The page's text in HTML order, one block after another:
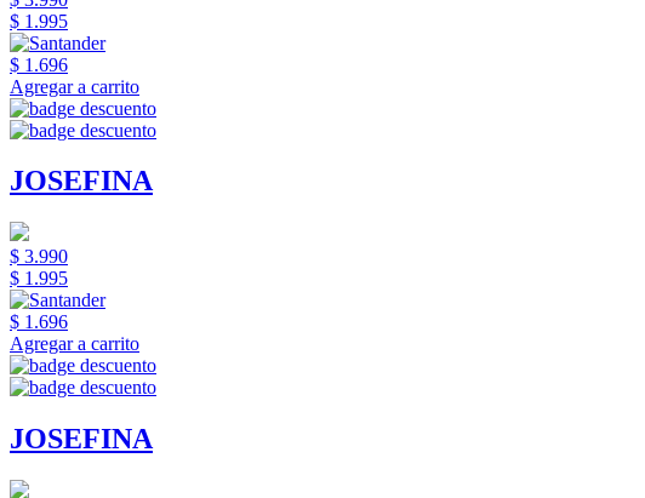
$ 1.995
$ 1.696
Agregar a carrito
JOSEFINA
$ 3.990
$ 1.995
$ 1.696
Agregar a carrito
JOSEFINA